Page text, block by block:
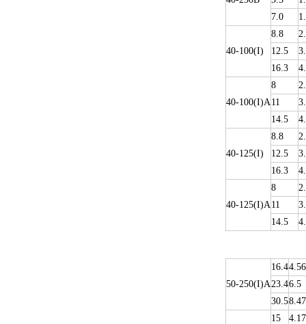
7.0
40-100(I)
8.8
12.5
16.3
40-100(I)A
8
11
14.5
40-125(I)
8.8
12.5
16.3
40-125(I)A
8
11
14.5
50-250(I)A
16.44.56
23.46.5
30.58.47
15
4.17